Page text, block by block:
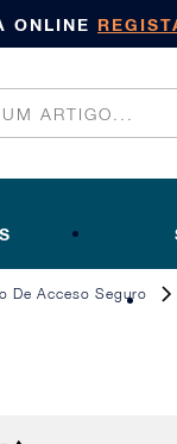
ONLINE
De Acceso Seguro